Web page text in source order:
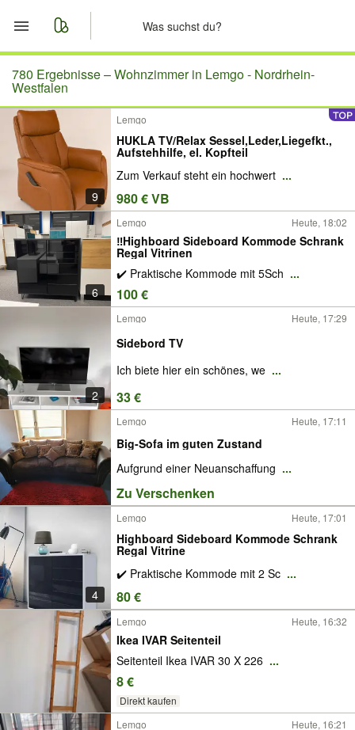
Start
Merkliste
Nachrichten
Anzeige aufgeben
780 Ergebnisse –Wohnzimmer in Lemgo - Nordrhein-
Westfalen
9
Lemgo
HUKLA TV/Relax Sessel,Leder,Liegefkt.,
Aufstehhilfe, el. Kopfteil
Zum Verkauf steht ein hochwert ...
980 € VB
6
Lemgo Heute, 18:02
‼️Highboard Sideboard Kommode Schrank
Regal Vitrinen
✔️ Praktische Kommode mit 5Sch ...
100 €
2
Lemgo Heute, 17:29
Sidebord TV
Ich biete hier ein schönes, we ...
33 €
Lemgo Heute, 17:11
Big-Sofa im guten Zustand
Aufgrund einer Neuanschaffung ...
Zu Verschenken
4
Lemgo Heute, 17:01
Highboard Sideboard Kommode Schrank
Regal Vitrine
✔️ Praktische Kommode mit 2 Sc ...
80 €
Lemgo Heute, 16:32
Ikea IVAR Seitenteil
Seitenteil Ikea IVAR 30 X 226 ...
8 €
Direkt kaufen
Lemgo Heute, 16:21